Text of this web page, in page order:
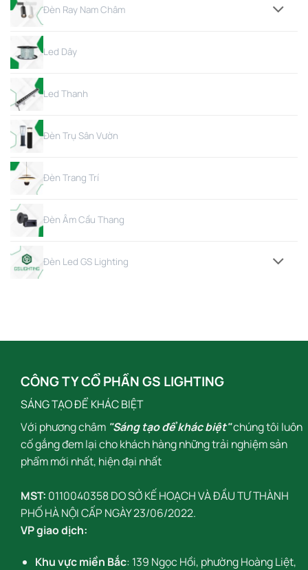
Đèn Ray Nam Châm
Led Dây
Led Thanh
Đèn Trụ Sân Vườn
Đèn Trang Trí
Đèn Âm Cầu Thang
Đèn Led GS Lighting
CÔNG TY CỔ PHẦN GS LIGHTING
SÁNG TẠO ĐỂ KHÁC BIỆT
Với phương châm "Sáng tạo để khác biệt"chúng tôi luôn
cố gắng đem lại cho khách hàng những trải nghiệm sản
phẩm mới nhất, hiện đại nhất
MST: 0110040358 DO SỞ KẾ HOẠCH VÀ ĐẦU TƯ THÀNH
PHỐ HÀ NỘI CẤP NGÀY 23/06/2022.
VP giao dịch:
Khu vực miền Bắc: 139 Ngọc Hồi, phường Hoàng Liệt,